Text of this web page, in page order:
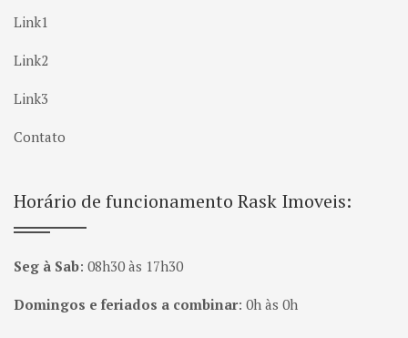
Link1
Link2
Link3
Contato
Horário de funcionamento Rask Imoveis:
Seg à Sab: 08h30 às 17h30
Domingos e feriados a combinar: 0h às 0h